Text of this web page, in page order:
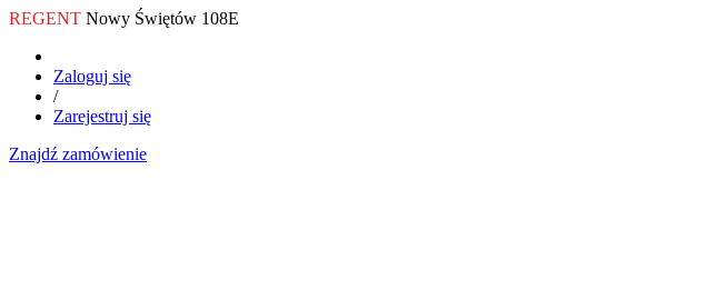
REGENT Nowy Świętów 108E
Zaloguj się
/
Zarejestruj się
Znajdź zamówienie